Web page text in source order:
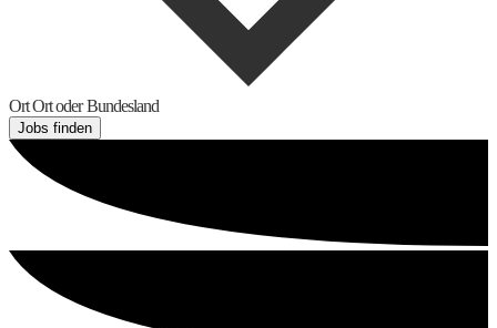
OrtOrt oder Bundesland
Jobs finden